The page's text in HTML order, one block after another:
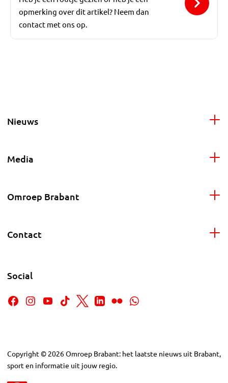
opmerking over dit artikel? Neem dan
contact met ons op.
Nieuws
Media
Omroep Brabant
Contact
Social
Copyright © 2026Omroep Brabant: het laatste nieuws uit Brabant,
sport en informatie uit jouw regio.